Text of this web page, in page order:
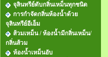
จุลินทรีย์ดับกลิ่นเหม็นทุกชนิด
การกำจัดกลิ่นห้องน้ำด้วย
จุลินทรีย์อีเอ็ม
ส้วมเหม็น / ห้องน้ำมีกลิ่นเหม็น/
กลิ่นส้วม
ห้องน้ำเหม็นอับ